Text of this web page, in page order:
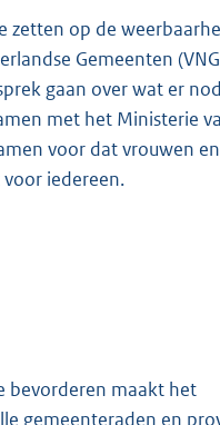
zetten op de
Gemeenten
gaan over wat er
met het Ministerie
voor dat vrouwen
iedereen.
bevorderen maakt het
gemeenteraden en